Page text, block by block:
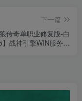
下一篇
狼传奇单职业修复版-白
】战神引擎WIN服务端